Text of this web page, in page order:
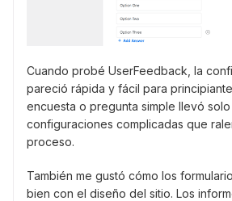
Cuando probé UserFeedback, la
pareció rápida y fácil para
encuesta o pregunta simple llevó solo
configuraciones complicadas que
proceso.
También me gustó cómo los
bien con el diseño del sitio. Los